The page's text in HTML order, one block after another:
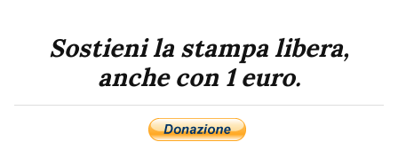
Sostieni la stampa libera,
anche con 1 euro.